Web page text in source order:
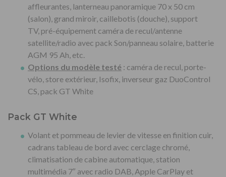
affleurantes, lanterneau panoramique 70 x 50 cm
(salon), grand miroir, caillebotis (douche), support
TV, pré-équipement caméra de recul/antenne
satellite/radio avec pack Son/panneau solaire, batterie
AGM 95 Ah, etc.
Options du modèle testé : caméra de recul, porte-
vélo, store extérieur, Isofix, inverseur gaz DuoControl
CS, pack GT White
Pack GT White
Volant et pommeau de levier de vitesse en finition cuir,
cadrans tableau de bord avec cerclage chromé,
climatisation de cabine automatique, station
multimédia 7″ avec radio DAB, Apple CarPlay et